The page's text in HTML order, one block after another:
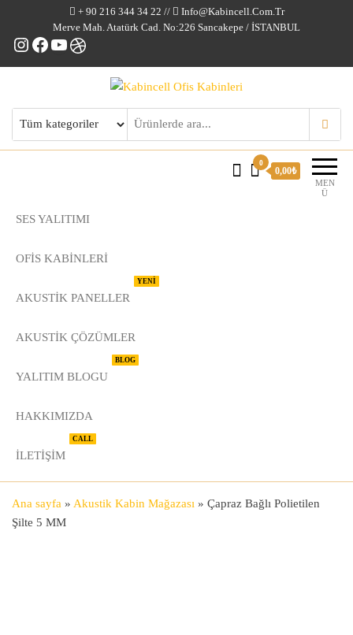
+ 90 216 344 34 22 //
Info@kabincell.com.tr
Merve Mah. Atatürk Cad. No:226 Sancakepe / İSTANBUL
Instagram
Facebook
YouTube
Dribbble
Kabincell Ofis Kabinleri
MEN
Ü
0
0,00₺
SES YALITIMI
OFİS KABİNLERİ
AKUSTİK PANELLER
YENİ
AKUSTIK ÇÖZÜMLER
YALITIM BLOGU
BLOG
HAKKIMIZDA
İLETIŞIM
CALL
Ana sayfa » Akustik Kabin Mağazası » Çapraz Bağlı Polietilen
Şilte 5 MM